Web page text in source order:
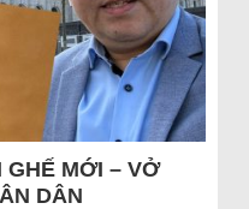
GHẾ MỚI – VỞ
DÂN